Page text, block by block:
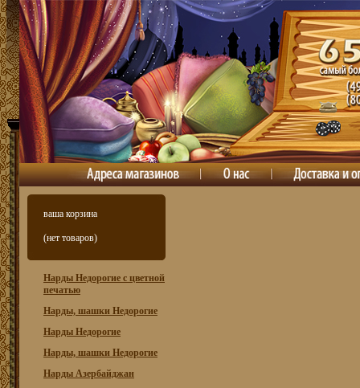
ваша корзина
(нет товаров)
Нарды Недорогие с цветной
печатью
Нарды, шашки Недорогие
Нарды Недорогие
Нарды, шашки Недорогие
Нарды Азербайджан